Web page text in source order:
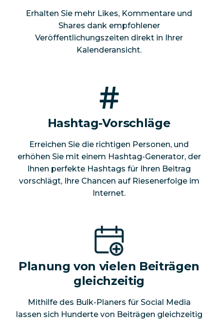
Erhalten Sie mehr Likes, Kommentare und
Shares dank empfohlener
Veröffentlichungszeiten direkt in Ihrer
Kalenderansicht.
Hashtag-Vorschläge
Erreichen Sie die richtigen Personen, und
erhöhen Sie mit einem Hashtag-Generator, der
Ihnen perfekte Hashtags für Ihren Beitrag
vorschlägt, Ihre Chancen auf Riesenerfolge im
Internet.
Planung von vielen Beiträgen
gleichzeitig
Mithilfe des Bulk-Planers für Social Media
lassen sich Hunderte von Beiträgen gleichzeitig